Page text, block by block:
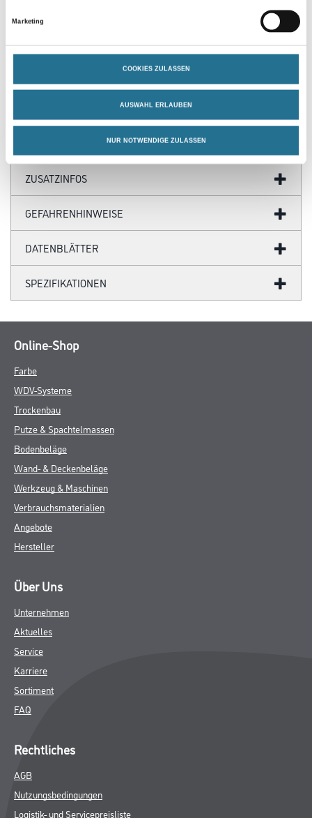
Marketing
COOKIES ZULASSEN
AUSWAHL ERLAUBEN
NUR NOTWENDIGE ZULASSEN
PRODUKTEIGENSCHAFTEN
Produkteigenschaft
- UV-Beständigkeit: 2 Wochen
ZUSATZINFOS
GEFAHRENHINWEISE
DATENBLÄTTER
SPEZIFIKATIONEN
Online-Shop
Farbe
WDV-Systeme
Trockenbau
Putze & Spachtelmassen
Bodenbeläge
Wand- & Deckenbeläge
Werkzeug & Maschinen
Verbrauchsmaterialien
Angebote
Hersteller
Über Uns
Unternehmen
Aktuelles
Service
Karriere
Sortiment
FAQ
Rechtliches
AGB
Nutzungsbedingungen
Logistik- und Servicepreisliste